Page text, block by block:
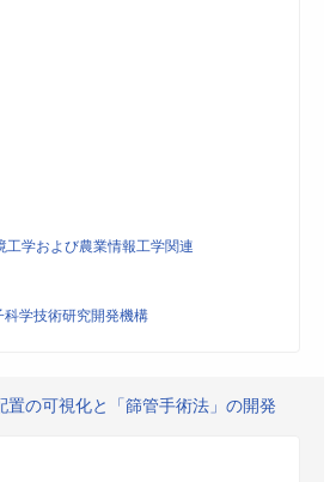
工学および農業情報工学関連
科学技術研究開発機構
置の可視化と「篩管手術法」の開発